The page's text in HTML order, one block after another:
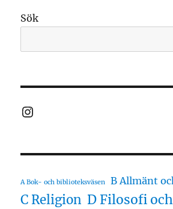
Sök
Instagram
A Bok- och biblioteksväsen B Allmänt
C Religion D Filosofi